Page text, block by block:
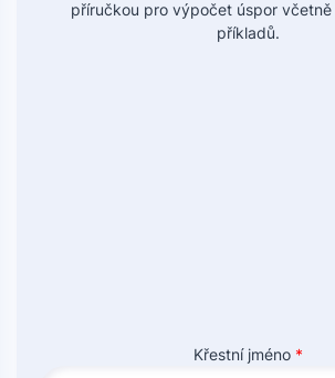
příručkou pro výpočet úspor
příkladů.
Křestní jméno *